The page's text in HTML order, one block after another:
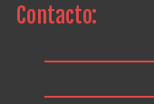
Contacto: